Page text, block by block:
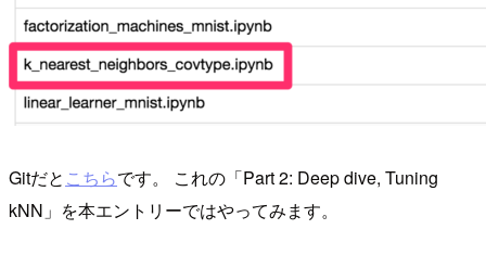
Gitだと こちらです。 これの「Part 2: Deep dive, Tuning
kNN」を本エントリーではやってみます。